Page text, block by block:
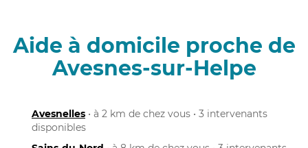
Aide à domicile proche de
Avesnes-sur-Helpe
Avesnelles • à 2 km de chez vous • 3 intervenants
disponibles